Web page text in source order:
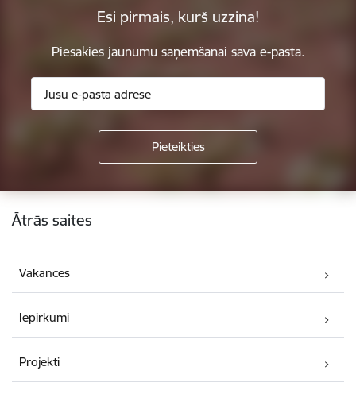
Esi pirmais, kurš uzzina!
Piesakies jaunumu saņemšanai savā e-pastā.
Kājene
Ātrās saites
Vakances
Iepirkumi
Projekti